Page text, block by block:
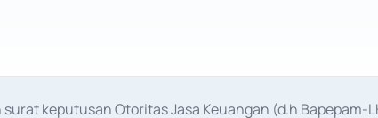
keputusan Otoritas Jasa Keuangan (d.h Bapepam-